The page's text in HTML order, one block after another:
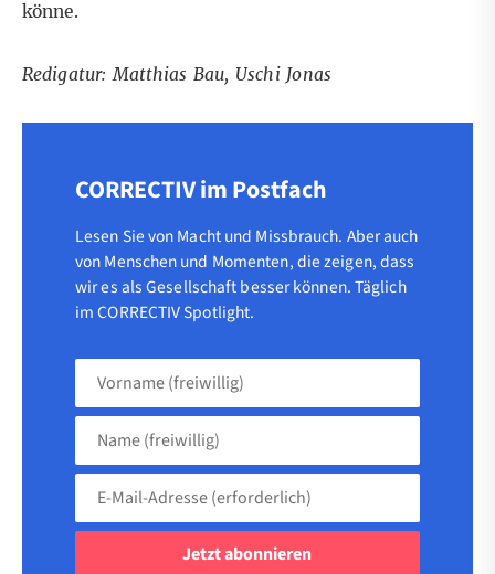
könne.
Redigatur: Matthias Bau, Uschi Jonas
CORRECTIV im Postfach
Lesen Sie von Macht und Missbrauch. Aber auch
von Menschen und Momenten, die zeigen, dass
wir es als Gesellschaft besser können. Täglich
im CORRECTIV Spotlight.
Vorname
Name
(freiwillig)
Adresse